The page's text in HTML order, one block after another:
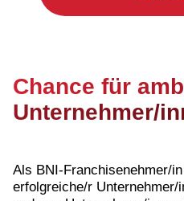
Chance für
Unternehmer/
Als BNI-Franchisenehmer/
erfolgreiche/r Unternehmer/